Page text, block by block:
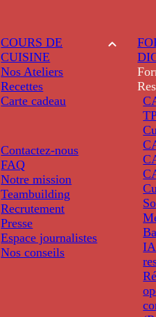
COURS DE
CUISINE
Nos Ateliers
Recettes
Carte cadeau
Contactez-nous
FAQ
Notre mission
Teambuilding
Recrutement
Presse
Espace journalistes
Nos conseils